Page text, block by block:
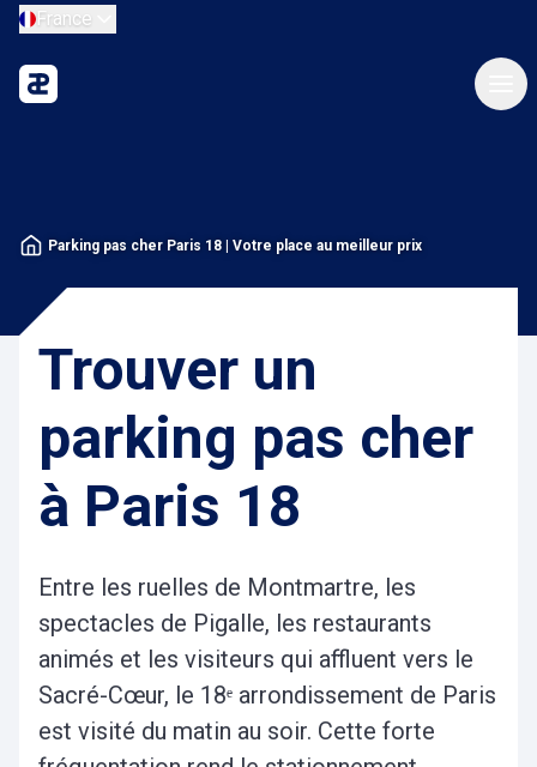
France
Parking pas cher Paris 18 | Votre place au meilleur prix
Trouver un
parking pas cher
à Paris 18
Entre les ruelles de Montmartre, les
spectacles de Pigalle, les restaurants
animés et les visiteurs qui affluent vers le
Sacré-Cœur, le 18ᵉ arrondissement de Paris
est visité du matin au soir. Cette forte